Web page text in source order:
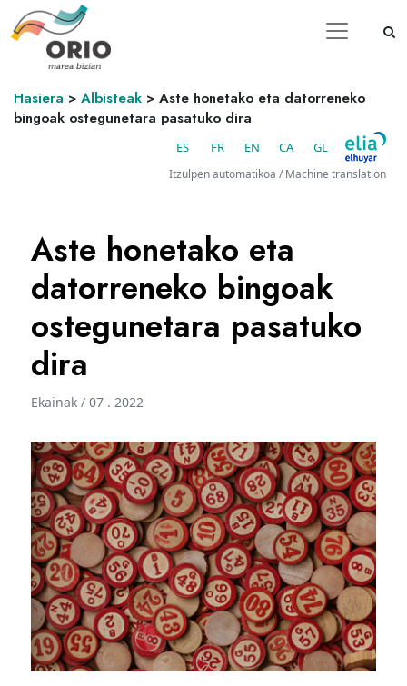
Hasiera > Albisteak > Aste honetako eta datorreneko
bingoak ostegunetara pasatuko dira
ES FR EN CA GL
Itzulpen automatikoa / Machine translation
Aste honetako eta
datorreneko bingoak
ostegunetara pasatuko
dira
Ekainak / 07 . 2022